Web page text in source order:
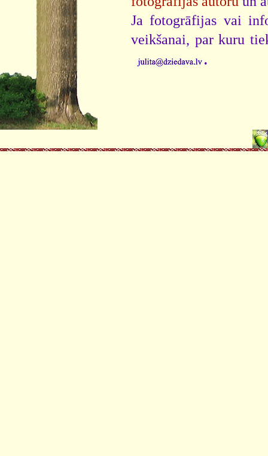
Ja fotogrāfijas vai
veikšanai, par kuru
.